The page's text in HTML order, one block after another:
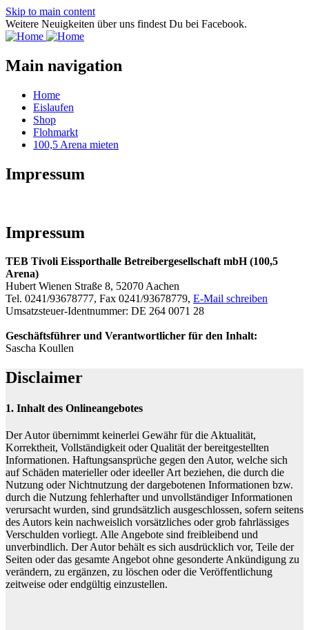
Skip to main content
Weitere Neuigkeiten über uns findest Du bei Facebook.
Main navigation
Home
Eislaufen
Shop
Flohmarkt
100,5 Arena mieten
Impressum
Impressum
TEB Tivoli Eissporthalle Betreibergesellschaft mbH (100,5
Arena)
Hubert Wienen Straße 8, 52070 Aachen
Tel. 0241/93678777, Fax 0241/93678779, E-Mail schreiben
Umsatzsteuer-Identnummer: DE 264 0071 28
Geschäftsführer und Verantwortlicher für den Inhalt:
Sascha Koullen
Disclaimer
1. Inhalt des Onlineangebotes
Der Autor übernimmt keinerlei Gewähr für die Aktualität,
Korrektheit, Vollständigkeit oder Qualität der bereitgestellten
Informationen. Haftungsansprüche gegen den Autor, welche sich
auf Schäden materieller oder ideeller Art beziehen, die durch die
Nutzung oder Nichtnutzung der dargebotenen Informationen bzw.
durch die Nutzung fehlerhafter und unvollständiger Informationen
verursacht wurden, sind grundsätzlich ausgeschlossen, sofern seitens
des Autors kein nachweislich vorsätzliches oder grob fahrlässiges
Verschulden vorliegt. Alle Angebote sind freibleibend und
unverbindlich. Der Autor behält es sich ausdrücklich vor, Teile der
Seiten oder das gesamte Angebot ohne gesonderte Ankündigung zu
verändern, zu ergänzen, zu löschen oder die Veröffentlichung
zeitweise oder endgültig einzustellen.